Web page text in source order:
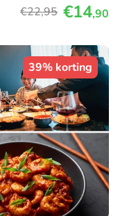
€22,95 €14,90
39% korting